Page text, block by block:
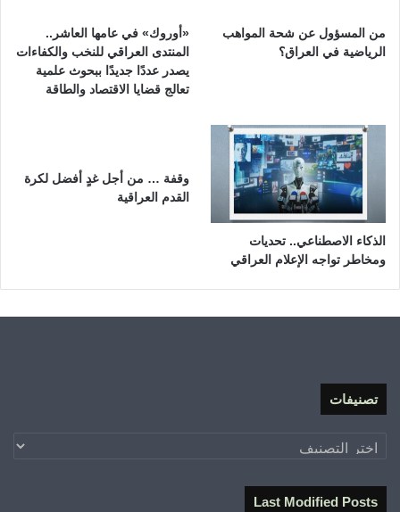
من المسؤول عن شحة المواهب
الرياضية في العراق؟
«أوروك» في عامها العاشر..
المنتدى العراقي للنخب والكفاءات
يصدر عددًا جديدًا ببحوث علمية
تعالج قضايا الاقتصاد والطاقة
الذكاء الاصطناعي.. تحديات
ومخاطر تواجه الإعلام العراقي
وقفة … من أجل غدٍ أفضل لكرة
القدم العراقية
تصنيفات
تصنيفات
Last Modified Posts